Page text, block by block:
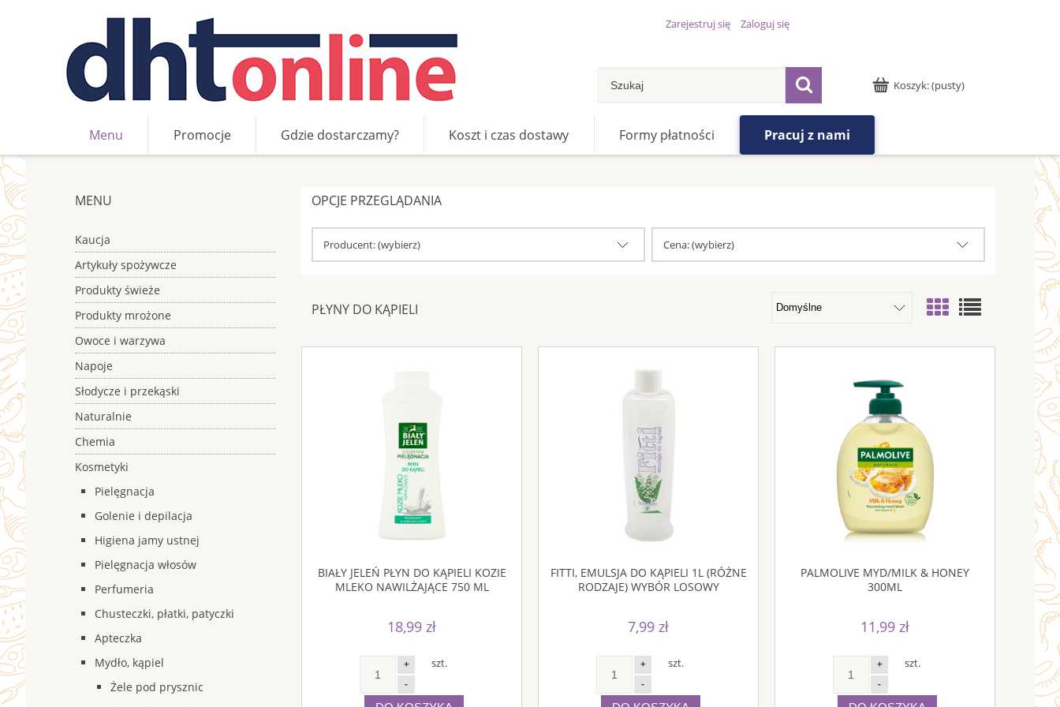
Koszyk:(pusty)
Zarejestruj się Zaloguj się
Menu Promocje Gdzie dostarczamy? Koszt i czas dostawy Formy płatności Pracuj z nami
MENU
Kaucja
Artykuły spożywcze
Produkty świeże
Produkty mrożone
Owoce i warzywa
Napoje
Słodycze i przekąski
Naturalnie
Chemia
Kosmetyki
Pielęgnacja
Golenie i depilacja
Higiena jamy ustnej
Pielęgnacja włosów
Perfumeria
Chusteczki, płatki, patyczki
Apteczka
Mydło, kąpiel
Żele pod prysznic
OPCJE PRZEGLĄDANIA
Producent: (wybierz) Cena: (wybierz)
PŁYNY DO KĄPIELI
BIAŁY JELEŃ PŁYN DO KĄPIELI KOZIE
MLEKO NAWILŻAJĄCE 750 ML
18,99 zł
+
-
szt.
FITTI, EMULSJA DO KĄPIELI 1L (RÓŻNE
RODZAJE) WYBÓR LOSOWY
7,99 zł
+
-
szt.
PALMOLIVE MYD/MILK & HONEY
300ML
11,99 zł
+
-
szt.